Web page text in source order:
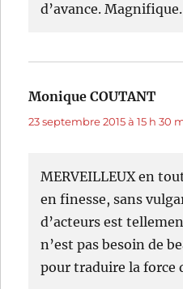
d’avance. Magnifique.
Monique COUTANT
23 septembre 2015 à 15 h 30
MERVEILLEUX en
en finesse, sans
d’acteurs est
n’est pas besoin de
pour traduire la force